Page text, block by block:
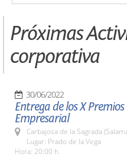
Próximas
corporativa
30/06/2022
Entrega de los X
Empresarial
Carbajosa de la Sagrada
Lugar: Prado de la Vega
Hora: 20:00 h.